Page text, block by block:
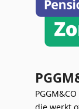
die werkt